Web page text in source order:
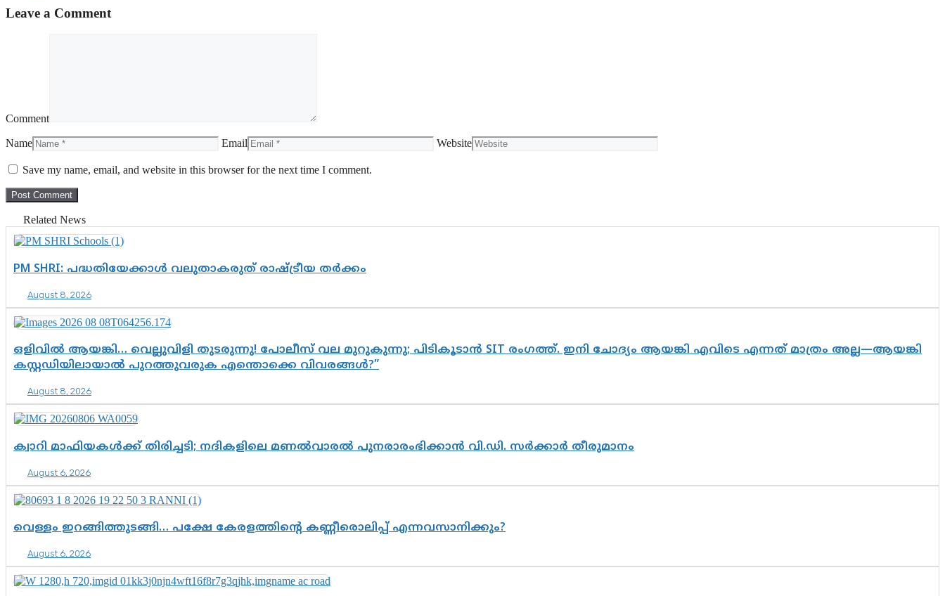
Leave a Comment
Comment
Name Email Website
Save my name, email, and website in this browser for the next time I comment.
Related News
PM SHRI: പദ്ധതിയേക്കാൾ വലുതാകരുത് രാഷ്ട്രീയ തർക്കം
August 8, 2026
ഒളിവിൽ ആയങ്കി… വെല്ലുവിളി തുടരുന്നു! പോലീസ് വല മുറുകുന്നു; പിടികൂടാൻ SIT രംഗത്ത്. ഇനി ചോദ്യം ആയങ്കി എവിടെ എന്നത് മാത്രം അല്ല—ആയങ്കി
കസ്റ്റഡിയിലായാൽ പുറത്തുവരുക എന്തൊക്കെ വിവരങ്ങൾ?”
August 8, 2026
ക്വാറി മാഫിയകൾക്ക് തിരിച്ചടി; നദികളിലെ മണൽവാരൽ പുനരാരംഭിക്കാൻ വി.ഡി. സർക്കാർ തീരുമാനം
August 6, 2026
വെള്ളം ഇറങ്ങിത്തുടങ്ങി… പക്ഷേ കേരളത്തിന്റെ കണ്ണീരൊലിപ്പ് എന്നവസാനിക്കും?
August 6, 2026